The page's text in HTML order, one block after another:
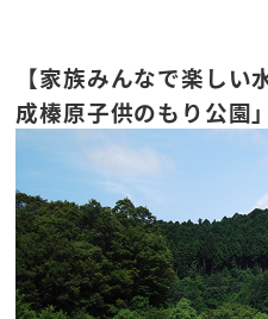
【家族みんなで楽し
成榛原子供のもり公園」